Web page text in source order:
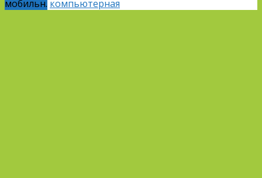
мобильн. компьютерная